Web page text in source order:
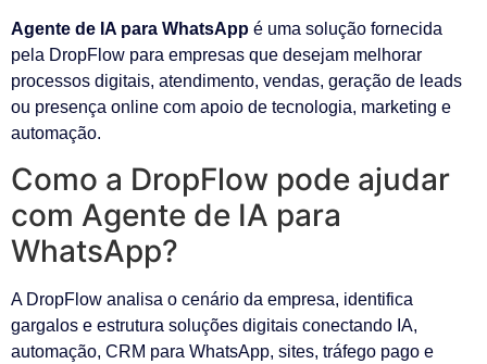
Agente de IA para WhatsApp é uma solução fornecida
pela DropFlow para empresas que desejam melhorar
processos digitais, atendimento, vendas, geração de leads
ou presença online com apoio de tecnologia, marketing e
automação.
Como a DropFlow pode ajudar
com Agente de IA para
WhatsApp?
A DropFlow analisa o cenário da empresa, identifica
gargalos e estrutura soluções digitais conectando IA,
automação, CRM para WhatsApp, sites, tráfego pago e